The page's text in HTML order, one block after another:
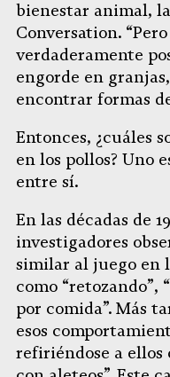
bienestar animal,
Conversation.
verdaderamente
engorde en
encontrar formas
Entonces, ¿cuáles
en los pollos? Uno
entre sí.
En las décadas de
investigadores
similar al juego en
como “retozando”,
por comida”. Más
esos
refiriéndose a ellos